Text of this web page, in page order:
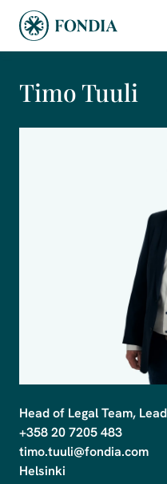
Timo Tuuli
Head of Legal Team,
+358 20 7205 483
timo.tuuli@fondia.com